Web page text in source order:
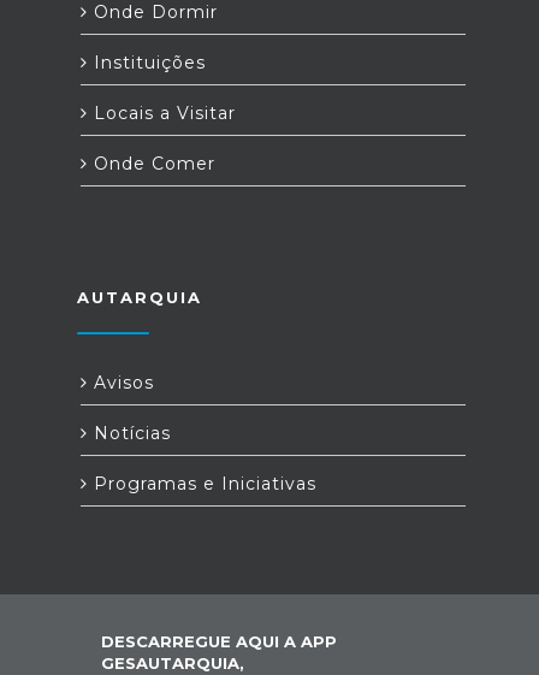
Onde Dormir
Instituições
Locais a Visitar
Onde Comer
AUTARQUIA
Avisos
Notícias
Programas e Iniciativas
DESCARREGUE AQUI A APP
GESAUTARQUIA,